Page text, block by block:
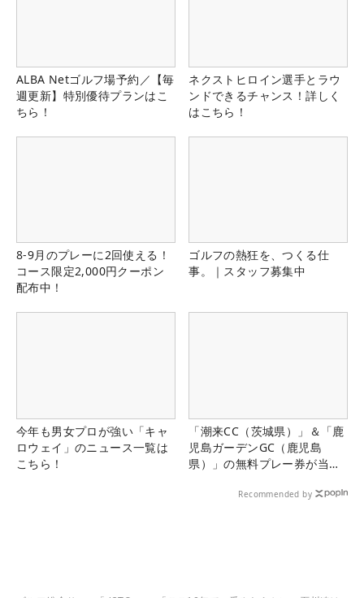
ALBA Netゴルフ場予約／【毎
週更新】特別優待プランはこ
ちら！
ネクストヒロイン選手とラウ
ンドできるチャンス！詳しく
はこちら！
8-9月のプレーに2回使える！
コース限定2,000円クーポン
配布中！
ゴルフの熱狂を、つくる仕
事。｜スタッフ募集中
今年も男女プロが強い「キャ
ロウェイ」のニュース一覧は
こちら！
「潮来CC（茨城県）」＆「鹿
児島ガーデンGC（鹿児島
県）」の無料プレー券が当た
Recommended by